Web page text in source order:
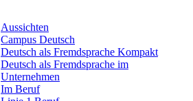
Aussichten
Campus Deutsch
Deutsch als Fremdsprache Kompakt
Deutsch als Fremdsprache im
Unternehmen
Im Beruf